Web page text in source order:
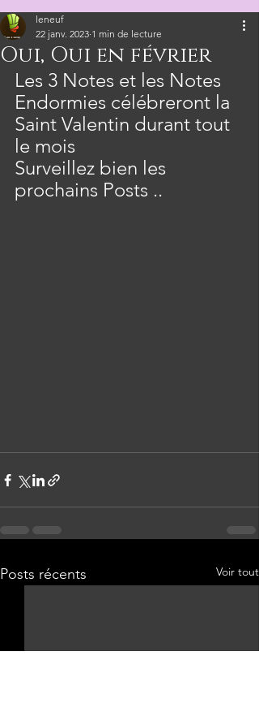
Oui, Oui en février
leneuf
22 janv. 2023 1 min de lecture
Les 3 Notes et les Notes
Endormies célébreront la
Saint Valentin durant tout
le mois
Surveillez bien les
prochains Posts ..
Posts récents Voir tout